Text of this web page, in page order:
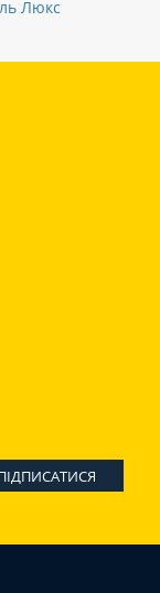
Люкс